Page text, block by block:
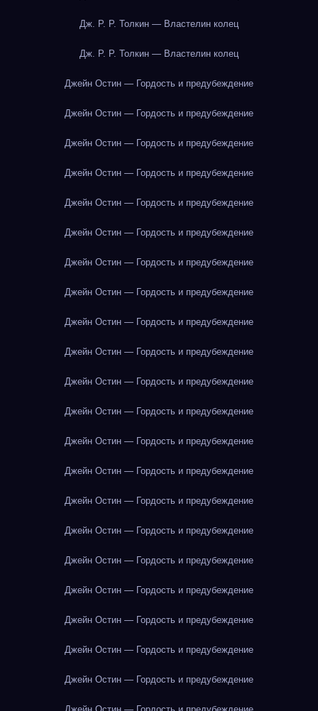
Дж. Р. Р. Толкин — Властелин колец
Дж. Р. Р. Толкин — Властелин колец
Джейн Остин — Гордость и предубеждение
Джейн Остин — Гордость и предубеждение
Джейн Остин — Гордость и предубеждение
Джейн Остин — Гордость и предубеждение
Джейн Остин — Гордость и предубеждение
Джейн Остин — Гордость и предубеждение
Джейн Остин — Гордость и предубеждение
Джейн Остин — Гордость и предубеждение
Джейн Остин — Гордость и предубеждение
Джейн Остин — Гордость и предубеждение
Джейн Остин — Гордость и предубеждение
Джейн Остин — Гордость и предубеждение
Джейн Остин — Гордость и предубеждение
Джейн Остин — Гордость и предубеждение
Джейн Остин — Гордость и предубеждение
Джейн Остин — Гордость и предубеждение
Джейн Остин — Гордость и предубеждение
Джейн Остин — Гордость и предубеждение
Джейн Остин — Гордость и предубеждение
Джейн Остин — Гордость и предубеждение
Джейн Остин — Гордость и предубеждение